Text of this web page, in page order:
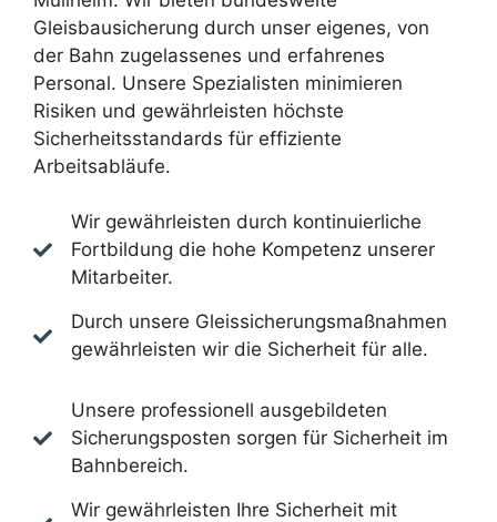
Gleisbausicherung durch unser eigenes, von
der Bahn zugelassenes und erfahrenes
Personal. Unsere Spezialisten minimieren
Risiken und gewährleisten höchste
Sicherheitsstandards für effiziente
Arbeitsabläufe.
Wir gewährleisten durch kontinuierliche
Fortbildung die hohe Kompetenz unserer
Mitarbeiter.
Durch unsere Gleissicherungsmaßnahmen
gewährleisten wir die Sicherheit für alle.
Unsere professionell ausgebildeten
Sicherungsposten sorgen für Sicherheit im
Bahnbereich.
Wir gewährleisten Ihre Sicherheit mit